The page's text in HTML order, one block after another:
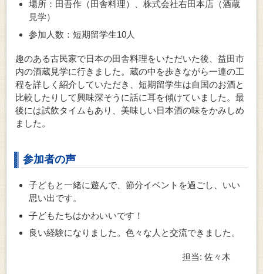
場所：田吾作（田舎料理）、株式会社右田本店（酒蔵
見学）
参加人数：短期留学生10人
趣のある古民家で日本の田舎料理をいただいた後、益田市
内の酒蔵見学に行きました。蔵の中を歩きながら一連の工
程を詳しく紹介していただき、短期留学生は自国のお酒と
比較したりして興味深そうに話に耳を傾けていました。最
後には試飲タイムもあり、美味しい日本酒の味をかみしめ
ました。
参加者の声
子どもと一緒に遊んで、節分イベントを過ごし、いい
思い出です。
子どもたちはかわいいです！
良い経験になりました。色々な人と交流できました。
担当: 佐々木